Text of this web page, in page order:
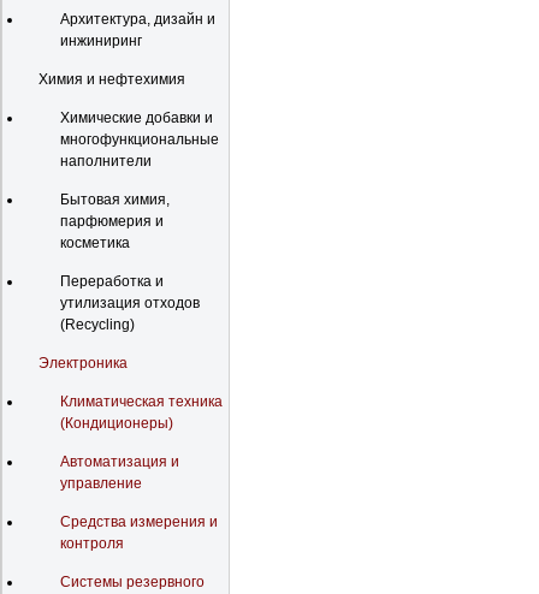
Архитектура, дизайн и
инжиниринг
Химия и нефтехимия
Химические добавки и
многофункциональные
наполнители
Бытовая химия,
парфюмерия и
косметика
Переработка и
утилизация отходов
(Recycling)
Электроника
Климатическая техника
(Кондиционеры)
Автоматизация и
управление
Средства измерения и
контроля
Системы резервного